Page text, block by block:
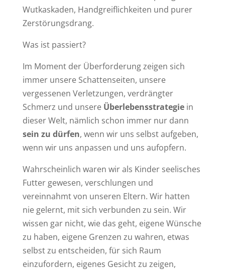
Wutkaskaden, Handgreiflichkeiten und purer
Zerstörungsdrang.
Was ist passiert?
Im Moment der Überforderung zeigen sich
immer unsere Schattenseiten, unsere
vergessenen Verletzungen, verdrängter
Schmerz und unsere Überlebensstrategiein
dieser Welt, nämlich schon immer nur dann
sein zu dürfen, wenn wir uns selbst aufgeben,
wenn wir uns anpassen und uns aufopfern.
Wahrscheinlich waren wir als Kinder seelisches
Futter gewesen, verschlungen und
vereinnahmt von unseren Eltern. Wir hatten
nie gelernt, mit sich verbunden zu sein. Wir
wissen gar nicht, wie das geht, eigene Wünsche
zu haben, eigene Grenzen zu wahren, etwas
selbst zu entscheiden, für sich Raum
einzufordern, eigenes Gesicht zu zeigen,